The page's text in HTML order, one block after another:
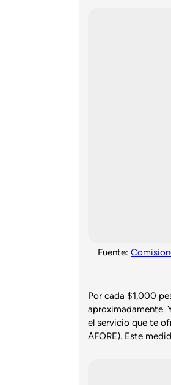
Fuente:
Por cada $1,000
aproximadamente.
el servicio que te
AFORE). Este